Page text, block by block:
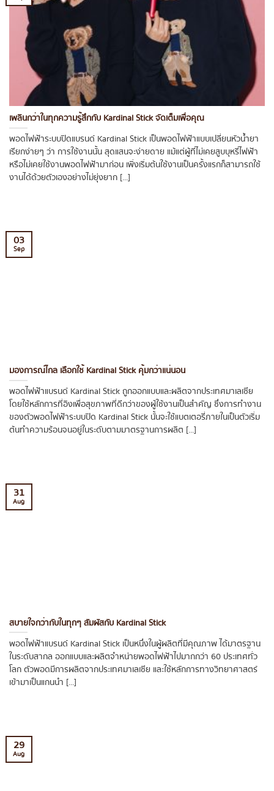
เพลินกว่าในทุกความรู้สึกกับ Kardinal Stick จัดเต็มเพื่อคุณ
พอดไฟฟ้าระบบปิดแบรนด์ Kardinal Stick เป็นพอดไฟฟ้าแบบเปลี่ยนหัวน้ำยา
เรียกง่ายๆ ว่า การใช้งานนั้น สุดแสนจะง่ายดาย แม้แต่ผู้ที่ไม่เคยสูบบุหรี่ไฟฟ้า
หรือไม่เคยใช้งานพอดไฟฟ้ามาก่อน เพิ่งเริ่มต้นใช้งานเป็นครั้งแรกก็สามารถใช้
งานได้ด้วยตัวเองอย่างไม่ยุ่งยาก [...]
มองการณ์ไกล เลือกใช้ Kardinal Stick คุ้มกว่าแน่นอน
พอดไฟฟ้าแบรนด์ Kardinal Stick ถูกออกแบบและผลิตจากประเทศมาเลเซีย
โดยใช้หลักการที่อิงเพื่อสุขภาพที่ดีกว่าของผู้ใช้งานเป็นสำคัญ ซึ่งการทำงาน
ของตัวพอดไฟฟ้าระบบปิด Kardinal Stick นั้นจะใช้แบตเตอรี่ภายในเป็นตัวเริ่ม
ต้นทำความร้อนจนอยู่ในระดับตามมาตรฐานการผลิต [...]
03
Sep
สบายใจกว่ากับในทุกๆ สัมผัสกับ Kardinal Stick
พอดไฟฟ้าแบรนด์ Kardinal Stick เป็นหนึ่งในผู้ผลิตที่มีคุณภาพ ได้มาตรฐาน
ในระดับสากล ออกแบบและผลิตจำหน่ายพอดไฟฟ้าไปมากกว่า 60 ประเทศทั่ว
โลก ตัวพอดมีการผลิตจากประเทศมาเลเซีย และใช้หลักการทางวิทยาศาสตร์
เข้ามาเป็นแกนนำ [...]
31
Aug
29
Aug